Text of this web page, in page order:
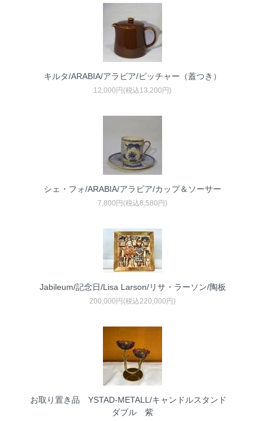
キルタ/ARABIA/アラビア/ピッチャー（蓋つき）
12,000円(税込13,200円)
シェ・フォ/ARABIA/アラビア/カップ＆ソーサー
7,800円(税込8,580円)
Jabileum/記念日/Lisa Larson/リサ・ラーソン/陶板
200,000円(税込220,000円)
お取り置き品 YSTAD-METALL/キャンドルスタンド
ダブル 紫